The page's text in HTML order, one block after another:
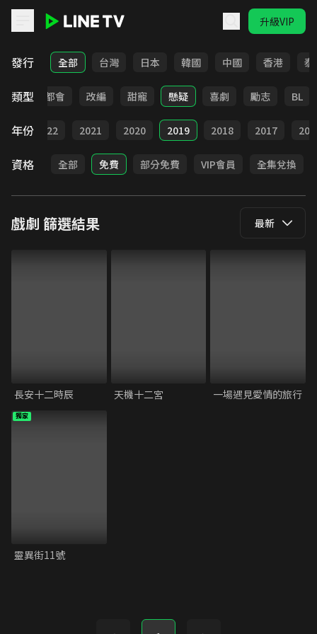
升級VIP
LINE TV - 戲劇
發行 全部 台灣 日本 韓國 中國 香港 泰
類型
愛情 都會 改編 甜寵 懸疑 喜劇 勵志 BL
年份 2022 2021 2020 2019 2018 2017
資格 全部 免費 部分免費 VIP會員 全集兌換
戲劇 篩選結果 最新
長安十二時辰 天機十二宮 一場遇見愛情的旅行
獨家
靈異街11號